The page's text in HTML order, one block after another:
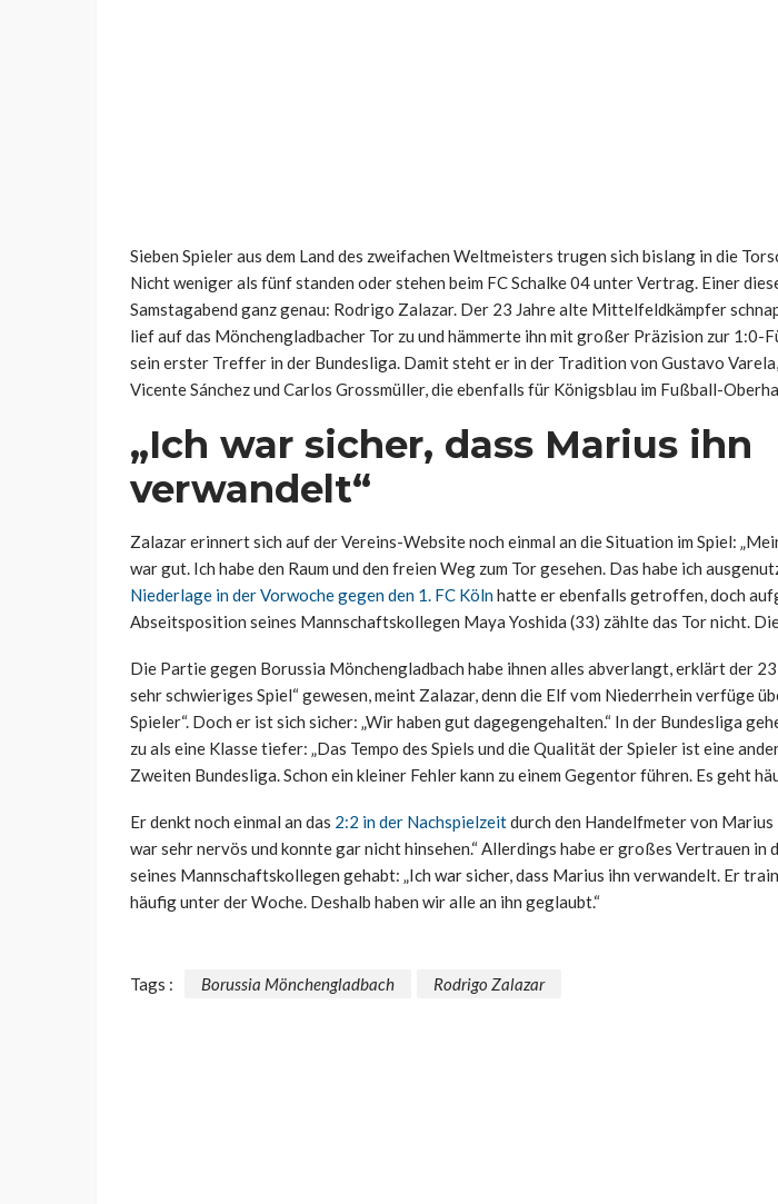
Sieben Spieler aus dem Land des zweifachen Weltmeisters trugen sich bislang in die
Nicht weniger als fünf standen oder stehen beim FC Schalke 04 unter Vertrag. Einer
Samstagabend ganz genau: Rodrigo Zalazar. Der 23 Jahre alte Mittelfeldkämpfer
lief auf das Mönchengladbacher Tor zu und hämmerte ihn mit großer Präzision zur 1:0-
sein erster Treffer in der Bundesliga. Damit steht er in der Tradition von Gustavo
Vicente Sánchez und Carlos Grossmüller, die ebenfalls für Königsblau im Fußball-
„Ich war sicher, dass Marius ihn
verwandelt“
Zalazar erinnert sich auf der Vereins-Website noch einmal an die Situation im Spiel:
war gut. Ich habe den Raum und den freien Weg zum Tor gesehen. Das habe ich
Niederlage in der Vorwoche gegen den 1. FC Kölnhatte er ebenfalls getroffen, doch
Abseitsposition seines Mannschaftskollegen Maya Yoshida (33) zählte das Tor nicht.
Die Partie gegen Borussia Mönchengladbach habe ihnen alles abverlangt, erklärt der
sehr schwieriges Spiel“ gewesen, meint Zalazar, denn die Elf vom Niederrhein verfüge
Spieler“. Doch er ist sich sicher: „Wir haben gut dagegengehalten.“ In der Bundesliga
zu als eine Klasse tiefer: „Das Tempo des Spiels und die Qualität der Spieler ist eine
Zweiten Bundesliga. Schon ein kleiner Fehler kann zu einem Gegentor führen. Es geht
Er denkt noch einmal an das 2:2 in der Nachspielzeitdurch den Handelfmeter von Marius
war sehr nervös und konnte gar nicht hinsehen.“ Allerdings habe er großes Vertrauen in
seines Mannschaftskollegen gehabt: „Ich war sicher, dass Marius ihn verwandelt. Er
häufig unter der Woche. Deshalb haben wir alle an ihn geglaubt.“
Tags : Borussia Mönchengladbach Rodrigo Zalazar